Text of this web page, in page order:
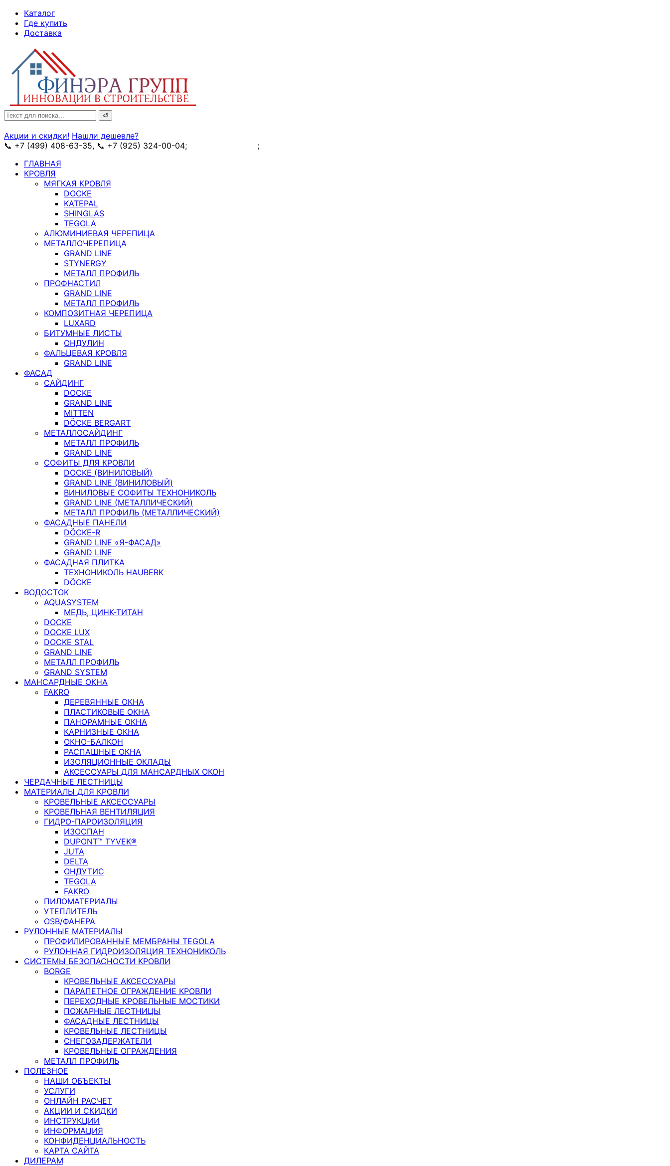
Skip
Content
Каталог
Где купить
Доставка
Search
for:
Акции и скидки! Нашли дешевле?
📞 +7 (499) 408-63-35, 📞 +7 (925) 324-00-04;
;
ГЛАВНАЯ
КРОВЛЯ
МЯГКАЯ КРОВЛЯ
DOCKE
KATEPAL
SHINGLAS
TEGOLA
АЛЮМИНИЕВАЯ ЧЕРЕПИЦА
МЕТАЛЛОЧЕРЕПИЦА
GRAND LINE
STYNERGY
МЕТАЛЛ ПРОФИЛЬ
ПРОФНАСТИЛ
GRAND LINE
МЕТАЛЛ ПРОФИЛЬ
КОМПОЗИТНАЯ ЧЕРЕПИЦА
LUXARD
БИТУМНЫЕ ЛИСТЫ
ОНДУЛИН
ФАЛЬЦЕВАЯ КРОВЛЯ
GRAND LINE
ФАСАД
САЙДИНГ
DOCKE
GRAND LINE
MITTEN
DÖCKE BERGART
МЕТАЛЛОСАЙДИНГ
МЕТАЛЛ ПРОФИЛЬ
GRAND LINE
СОФИТЫ ДЛЯ КРОВЛИ
DOCKE (ВИНИЛОВЫЙ)
GRAND LINE (ВИНИЛОВЫЙ)
ВИНИЛОВЫЕ СОФИТЫ ТЕХНОНИКОЛЬ
GRAND LINE (МЕТАЛЛИЧЕСКИЙ)
МЕТАЛЛ ПРОФИЛЬ (МЕТАЛЛИЧЕСКИЙ)
ФАСАДНЫЕ ПАНЕЛИ
DÖCKE-R
GRAND LINE «Я-ФАСАД»
GRAND LINE
ФАСАДНАЯ ПЛИТКА
ТЕХНОНИКОЛЬ HAUBERK
DÖCKE
ВОДОСТОК
AQUASYSTEM
МЕДЬ, ЦИНК-ТИТАН
DOCKE
DOCKE LUX
DOCKE STAL
GRAND LINE
МЕТАЛЛ ПРОФИЛЬ
GRAND SYSTEM
МАНСАРДНЫЕ ОКНА
FAKRO
ДЕРЕВЯННЫЕ ОКНА
ПЛАСТИКОВЫЕ ОКНА
ПАНОРАМНЫЕ ОКНА
КАРНИЗНЫЕ ОКНА
ОКНО-БАЛКОН
РАСПАШНЫЕ ОКНА
ИЗОЛЯЦИОННЫЕ ОКЛАДЫ
АКСЕССУАРЫ ДЛЯ МАНСАРДНЫХ ОКОН
ЧЕРДАЧНЫЕ ЛЕСТНИЦЫ
МАТЕРИАЛЫ ДЛЯ КРОВЛИ
КРОВЕЛЬНЫЕ АКСЕССУАРЫ
КРОВЕЛЬНАЯ ВЕНТИЛЯЦИЯ
ГИДРО-ПАРОИЗОЛЯЦИЯ
ИЗОСПАН
DUPONT™ TYVEK®
JUTA
DELTA
ОНДУТИС
TEGOLA
FAKRO
ПИЛОМАТЕРИАЛЫ
УТЕПЛИТЕЛЬ
OSB/ФАНЕРА
РУЛОННЫЕ МАТЕРИАЛЫ
ПРОФИЛИРОВАННЫЕ МЕМБРАНЫ TEGOLA
РУЛОННАЯ ГИДРОИЗОЛЯЦИЯ ТЕХНОНИКОЛЬ
СИСТЕМЫ БЕЗОПАСНОСТИ КРОВЛИ
BORGE
КРОВЕЛЬНЫЕ АКСЕССУАРЫ
ПАРАПЕТНОЕ ОГРАЖДЕНИЕ КРОВЛИ
ПЕРЕХОДНЫЕ КРОВЕЛЬНЫЕ МОСТИКИ
ПОЖАРНЫЕ ЛЕСТНИЦЫ
ФАСАДНЫЕ ЛЕСТНИЦЫ
КРОВЕЛЬНЫЕ ЛЕСТНИЦЫ
СНЕГОЗАДЕРЖАТЕЛИ
КРОВЕЛЬНЫЕ ОГРАЖДЕНИЯ
МЕТАЛЛ ПРОФИЛЬ
ПОЛЕЗНОЕ
НАШИ ОБЪЕКТЫ
УСЛУГИ
ОНЛАЙН РАСЧЕТ
АКЦИИ И СКИДКИ
ИНСТРУКЦИИ
ИНФОРМАЦИЯ
КОНФИДЕНЦИАЛЬНОСТЬ
КАРТА САЙТА
ДИЛЕРАМ